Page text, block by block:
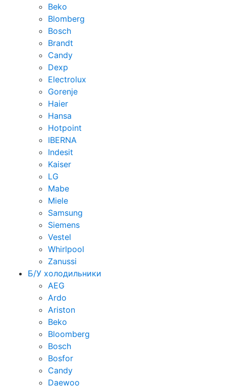
Beko
Blomberg
Bosch
Brandt
Candy
Dexp
Electrolux
Gorenje
Haier
Hansa
Hotpoint
IBERNA
Indesit
Kaiser
LG
Mabe
Miele
Samsung
Siemens
Vestel
Whirlpool
Zanussi
Б/У холодильники
AEG
Ardo
Ariston
Beko
Bloomberg
Bosch
Bosfor
Candy
Daewoo